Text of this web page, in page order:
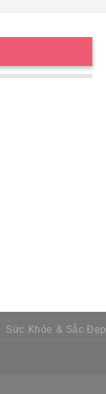
Sức Khỏe & Sắc Đẹp